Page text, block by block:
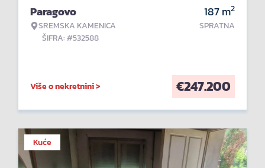
Paragovo
SREMSKA KAMENICA
ŠIFRA: #532588
187m2
SPRATNA
Više o nekretnini > €247.200
Kuće